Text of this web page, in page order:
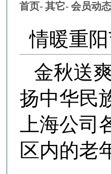
首页- 其它- 会员动态
情暖重
金秋送
扬中华民
上海公
区内的老